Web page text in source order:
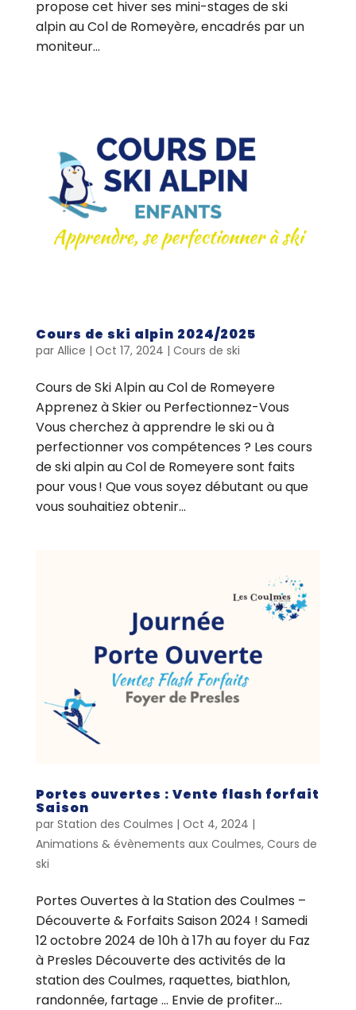
propose cet hiver ses mini-stages de ski
alpin au Col de Romeyère, encadrés par un
moniteur...
Cours de ski alpin 2024/2025
par Allice | Oct 17, 2024 | Cours de ski
Cours de Ski Alpin au Col de Romeyere
Apprenez à Skier ou Perfectionnez-Vous
Vous cherchez à apprendre le ski ou à
perfectionner vos compétences ? Les cours
de ski alpin au Col de Romeyere sont faits
pour vous ! Que vous soyez débutant ou que
vous souhaitiez obtenir...
Portes ouvertes : Vente flash forfait
Saison
par Station des Coulmes | Oct 4, 2024 |
Animations & évènements aux Coulmes, Cours de
ski
Portes Ouvertes à la Station des Coulmes –
Découverte & Forfaits Saison 2024 ! Samedi
12 octobre 2024 de 10h à 17h au foyer du Faz
à Presles Découverte des activités de la
station des Coulmes, raquettes, biathlon,
randonnée, fartage … Envie de profiter...